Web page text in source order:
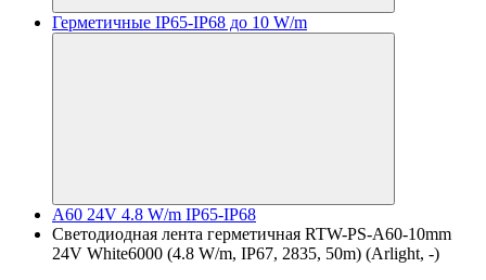
Герметичные IP65-IP68 до 10 W/m
A60 24V 4.8 W/m IP65-IP68
Светодиодная лента герметичная RTW-PS-A60-10mm
24V White6000 (4.8 W/m, IP67, 2835, 50m) (Arlight, -)